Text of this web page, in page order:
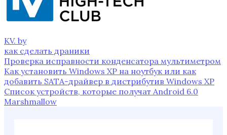
KV. by
как сделать драники
Проверка исправности конденсатора мультиметром
Как установить Windows XP на ноутбук или как
добавить SATA-драйвер в дистрибутив Windows XP
Список устройств, которые получат Android 6.0
Marshmallow